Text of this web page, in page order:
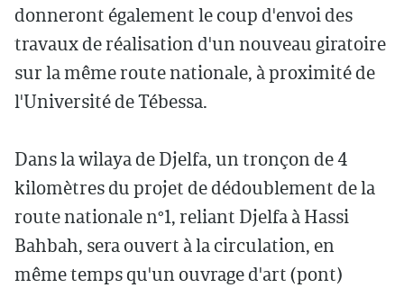
donneront également le coup d'envoi des
travaux de réalisation d'un nouveau giratoire
sur la même route nationale, à proximité de
l'Université de Tébessa.
Dans la wilaya de Djelfa, un tronçon de 4
kilomètres du projet de dédoublement de la
route nationale n°1, reliant Djelfa à Hassi
Bahbah, sera ouvert à la circulation, en
même temps qu'un ouvrage d'art (pont)